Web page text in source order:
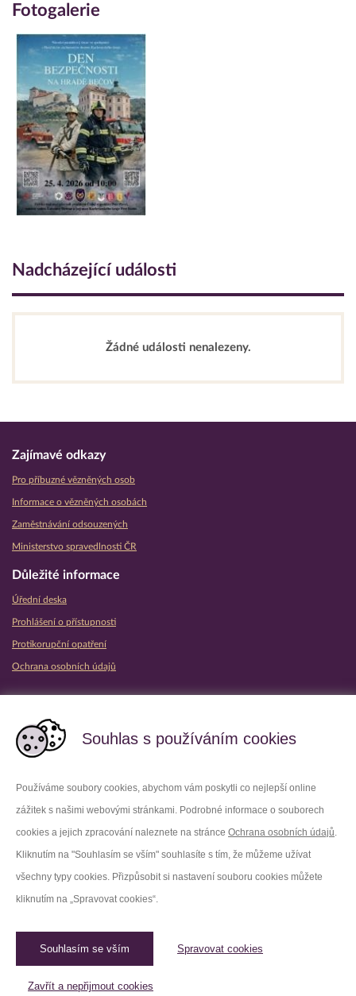
Souhlas s používáním cookies
Používáme soubory cookies, abychom vám poskytli co nejlepší online
zážitek s našimi webovými stránkami. Podrobné informace o souborech
cookies a jejich zpracování naleznete na stránce Ochrana osobních údajů.
Kliknutím na "Souhlasím se vším" souhlasíte s tím, že můžeme užívat
všechny typy cookies. Přizpůsobit si nastavení souboru cookies můžete
kliknutím na „Spravovat cookies“.
Souhlasím se vším Spravovat cookies
Zavřít a nepřijmout cookies
Fotogalerie
Nadcházející události
Žádné události nenalezeny.
Zajímavé odkazy
Pro příbuzné vězněných osob
Informace o vězněných osobách
Zaměstnávání odsouzených
Ministerstvo spravedlnosti ČR
Důležité informace
Úřední deska
Prohlášení o přístupnosti
Protikorupční opatření
Ochrana osobních údajů
Facebook Youtube
LinkedIn
Spravovat cookies